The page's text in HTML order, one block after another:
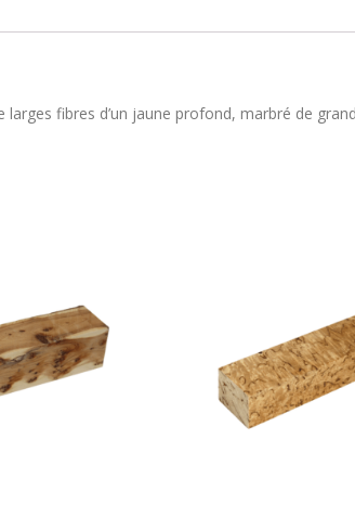
fibres d’un jaune profond, marbré de